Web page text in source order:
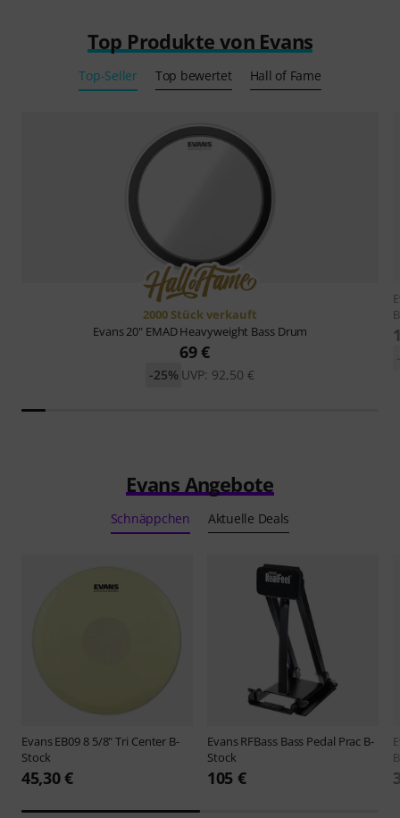
Top Produkte von Evans
Top-Seller Top bewertet Hall of Fame
2000 Stück verkauft
Evans20" EMAD Heavyweight Bass Drum
69 €
UVP: 92,50 €
-25%
Evans Angebote
Schnäppchen Aktuelle Deals
EvansEB09 8 5/8" Tri Center B-
Stock
45,30 €
EvansRFBass Bass Pedal Prac B-
Stock
105 €